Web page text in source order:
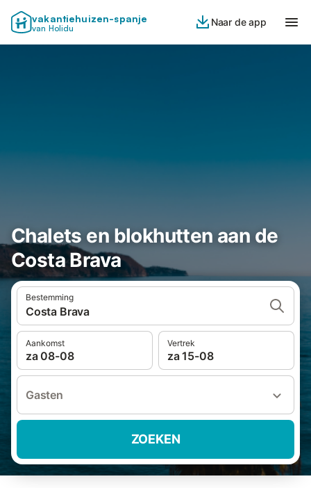
vakantiehuizen-spanje
van Holidu
Naar de app
Chalets en blokhutten aan de
Costa Brava
Bestemming
Costa Brava
Aankomst
za 08-08
Vertrek
za 15-08
Gasten
ZOEKEN